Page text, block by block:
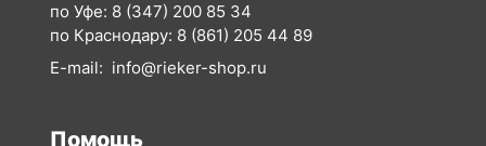
по Уфе: 8 (347) 200 85 34
по Краснодару: 8 (861) 205 44 89
E-mail: info@rieker-shop.ru
Помощь